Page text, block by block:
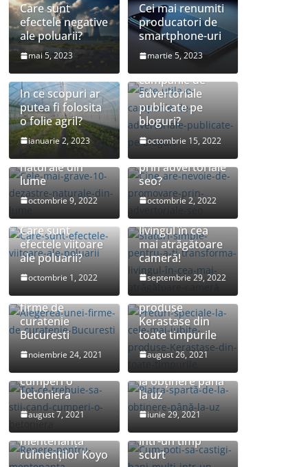
Care sunt
efectele negative
ale poluarii?
mai 5, 2023
Cei mai renumiti
producatori de
smartphone-uri
martie 5, 2023
In ce scopuri ar
putea fi folosita
o folie agril?
ianuarie 2, 2023
campanie de
advertoriale
publicate pe
bloguri?
octombrie 15, 2022
Cele mai grave
10 dezastre
naturale din
lume
octombrie 9, 2022
Cine are nevoie
prin advertoriale
seo?
octombrie 2, 2022
Care sunt
efectele viitoare
ale poluarii?
octombrie 1, 2022
Sfaturi simple
pentru a-ți
transforma
livingul în cea
mai atrăgătoare
cameră!
septembrie 29, 2022
Alegerea unei
firme de
curatenie
Bucuresti
noiembrie 24, 2021
Preturi speciale
la cele mai iubite
produse
Kerastase din
toate timpurile
august 26, 2021
Tot ce trebuie sa
cumperi o
betoniera
august 7, 2021
Piatra spartă: de
la obținere până
la uz
iunie 29, 2021
Repere pentru
mentenanța
rulmenților Koyo
Cum poti sa
castigi bani multi
intr-un timp
scurt